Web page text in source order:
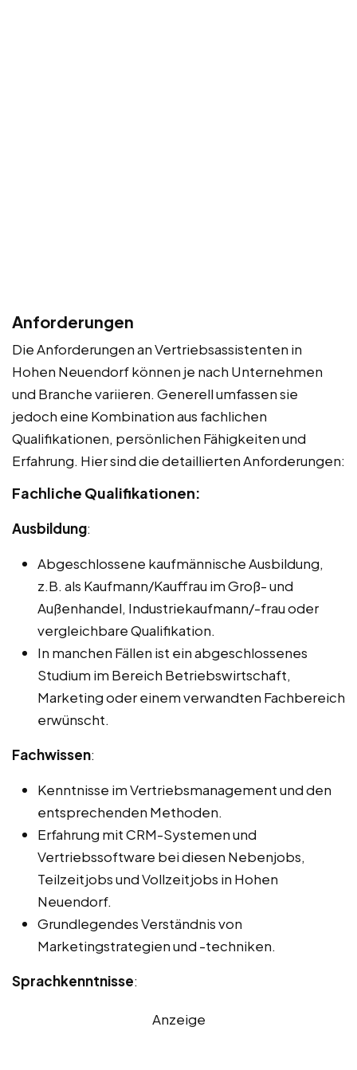
Anforderungen
Die Anforderungen an Vertriebsassistenten in
Hohen Neuendorf können je nach Unternehmen
und Branche variieren. Generell umfassen sie
jedoch eine Kombination aus fachlichen
Qualifikationen, persönlichen Fähigkeiten und
Erfahrung. Hier sind die detaillierten Anforderungen:
Fachliche Qualifikationen:
Ausbildung:
Abgeschlossene kaufmännische Ausbildung,
z.B. als Kaufmann/Kauffrau im Groß- und
Außenhandel, Industriekaufmann/-frau oder
vergleichbare Qualifikation.
In manchen Fällen ist ein abgeschlossenes
Studium im Bereich Betriebswirtschaft,
Marketing oder einem verwandten Fachbereich
erwünscht.
Fachwissen:
Kenntnisse im Vertriebsmanagement und den
entsprechenden Methoden.
Erfahrung mit CRM-Systemen und
Vertriebssoftware bei diesen Nebenjobs,
Teilzeitjobs und Vollzeitjobs in Hohen
Neuendorf.
Grundlegendes Verständnis von
Marketingstrategien und -techniken.
Sprachkenntnisse:
Anzeige